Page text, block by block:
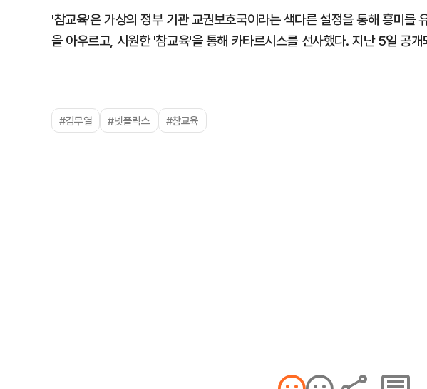
'참교육'은 가상의 정부 기관 교권보호국이라는 색다른 설정을 통해 흥미를
을 아우르고, 시원한 '참교육'을 통해 카타르시스를 선사했다. 지난 5일 공
#김무열 #넷플릭스 #참교육